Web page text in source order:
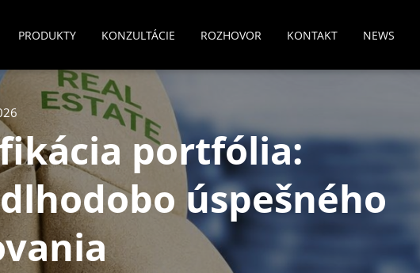
PRODUKTY KONZULTÁCIE ROZHOVOR KONTAKT NEWS
portfólia:
úspešného